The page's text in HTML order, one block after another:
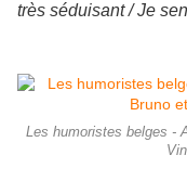
très séduisant / Je
Les humoristes belges -